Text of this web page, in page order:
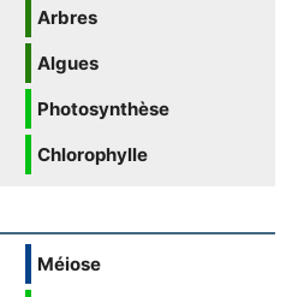
Arbres
Algues
Photosynthèse
Chlorophylle
Méiose